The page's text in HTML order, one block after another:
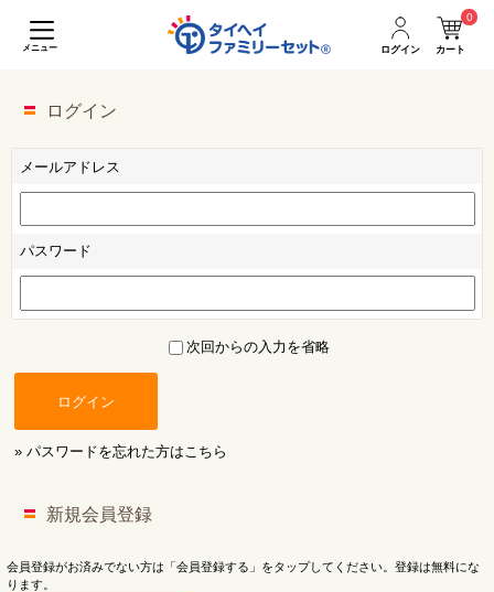
メニュー ログイン カート
0
ログイン
メールアドレス
パスワード
次回からの入力を省略
ログイン
» パスワードを忘れた方はこちら
新規会員登録
会員登録がお済みでない方は「会員登録する」をタップしてください。登録は無料にな
ります。